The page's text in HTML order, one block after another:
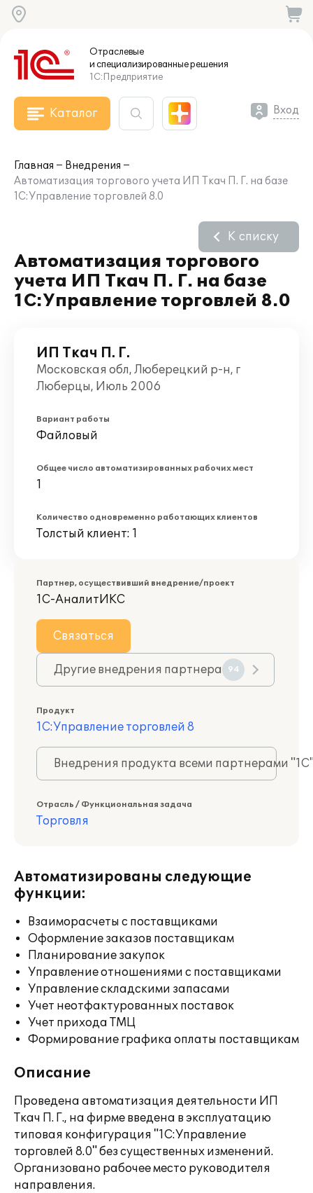
Отраслевые
и специализированныерешения
1С:Предприятие
Каталог Вход
Главная
Внедрения
Автоматизация торгового учета ИП Ткач П. Г. на базе
1C:Управление торговлей 8.0
Автоматизация торгового
учета ИП Ткач П. Г. на базе
1C:Управление торговлей 8.0
К списку
ИП Ткач П. Г.
Московская обл, Люберецкий р-н, г
Люберцы, Июль 2006
Вариант работы
Файловый
Общее число автоматизированных рабочих мест
1
Количество одновременно работающих клиентов
Толстый клиент: 1
Партнер, осуществивший внедрение/проект
1С-АналитИКС
Связаться
Другие внедрения партнера 94
Продукт
1С:Управление торговлей 8
Внедрения продукта всеми партнерами
Отрасль / Функциональная задача
Торговля
Автоматизированы следующие
функции:
Взаиморасчеты с поставщиками
Оформление заказов поставщикам
Планирование закупок
Управление отношениями с поставщиками
Управление складскими запасами
Учет неотфактурованных поставок
Учет прихода ТМЦ
Формирование графика оплаты поставщикам
Описание
Проведена автоматизация деятельности ИП
Ткач П. Г., на фирме введена в эксплуатацию
типовая конфигурация "1C:Управление
торговлей 8.0" без существенных изменений.
Организовано рабочее место руководителя
направления.